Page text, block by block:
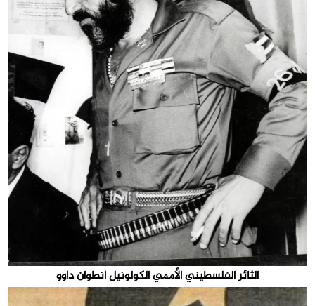
الثائر الفلسطيني الأممي الكولونيل أنطوان داوو